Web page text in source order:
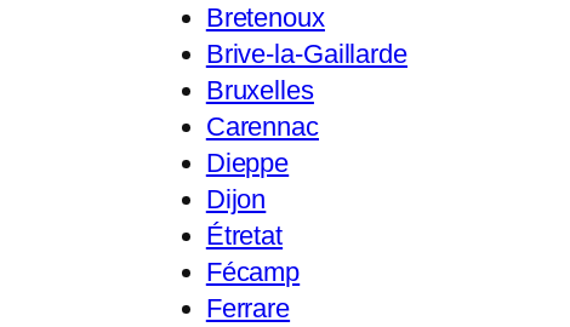
Bretenoux
Brive-la-Gaillarde
Bruxelles
Carennac
Dieppe
Dijon
Étretat
Fécamp
Ferrare